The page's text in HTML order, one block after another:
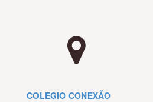
COLEGIO CONEXÃO